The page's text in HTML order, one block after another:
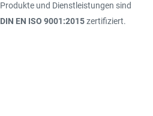
Produkte und Dienstleistungen sind
DIN EN ISO 9001:2015zertifiziert.